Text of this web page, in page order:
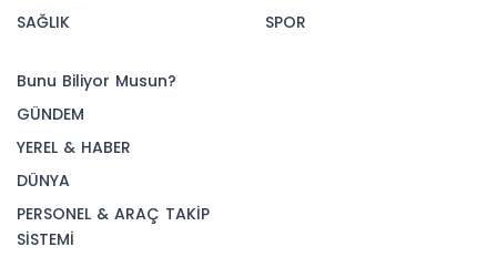
SAĞLIK
SPOR
Bunu Biliyor Musun?
GÜNDEM
YEREL & HABER
DÜNYA
PERSONEL & ARAÇ TAKİP
SİSTEMİ